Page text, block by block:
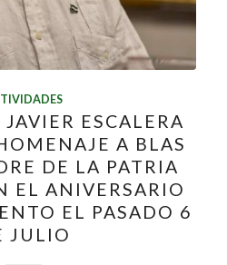
ESCALERA
A BLAS
DE LA PATRIA
EL ANIVERSARIO
EL PASADO 6
JULIO